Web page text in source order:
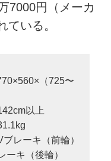
7000円（メーカ
ている。
（725〜
以上
（前輪）
ーキ（後輪）